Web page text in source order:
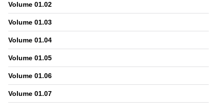
Volume 01.02
Volume 01.03
Volume 01.04
Volume 01.05
Volume 01.06
Volume 01.07